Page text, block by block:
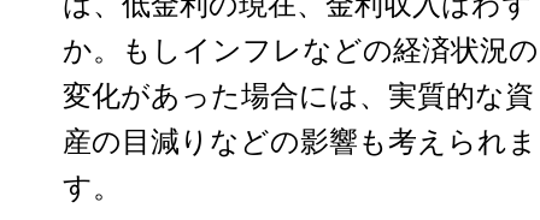
か。もしインフレなどの経済状況の
変化があった場合には、実質的な資
産の目減りなどの影響も考えられま
す。